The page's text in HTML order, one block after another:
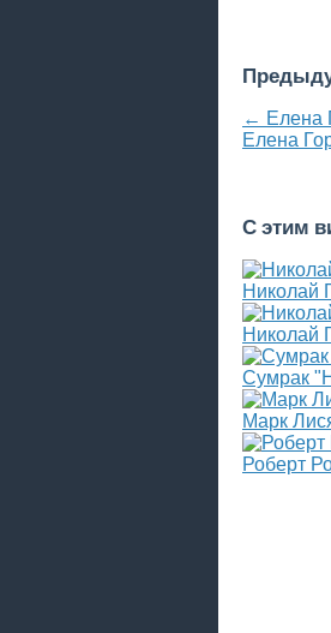
← Елена
Елена
С этим
Николай
Николай
Сумрак
Марк
Роберт